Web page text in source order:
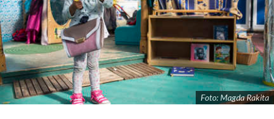
Foto: Magda Rakita